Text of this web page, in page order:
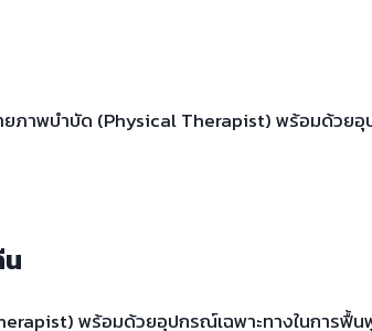
ภาพบำบัด (Physical Therapist) พร้อมด้วย
พร้อมด้วยอุปกรณ์เฉพาะทางในการฟื้น